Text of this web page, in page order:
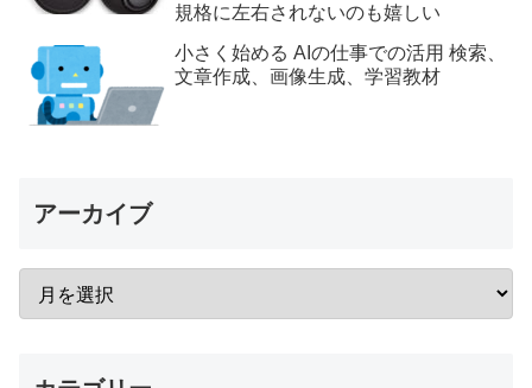
規格に左右されないのも嬉しい
小さく始める AIの仕事での活用 検索、
文章作成、画像生成、学習教材
アーカイブ